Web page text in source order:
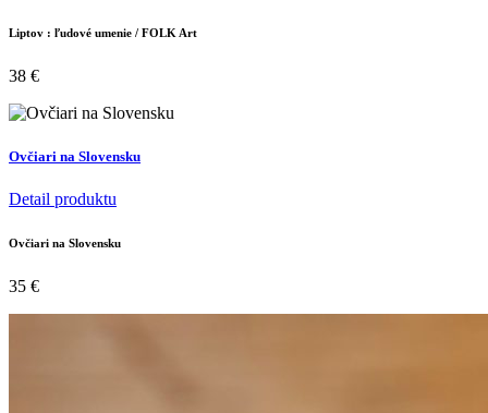
Liptov : ľudové umenie / FOLK Art
38 €
Ovčiari na Slovensku
Detail produktu
Ovčiari na Slovensku
35 €